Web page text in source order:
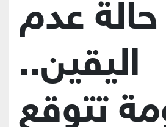
حالة عدم
اليقين..
تتوقع